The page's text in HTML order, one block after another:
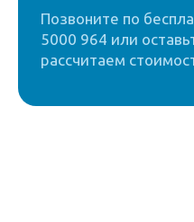
Позвоните по
5000 964 или
рассчитаем